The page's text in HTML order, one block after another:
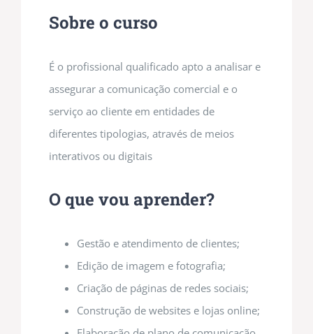
Sobre o curso
É o profissional qualificado apto a analisar e
assegurar a comunicação comercial e o
serviço ao cliente em entidades de
diferentes tipologias, através de meios
interativos ou digitais
O que vou aprender?
Gestão e atendimento de clientes;
Edição de imagem e fotografia;
Criação de páginas de redes sociais;
Construção de websites e lojas online;